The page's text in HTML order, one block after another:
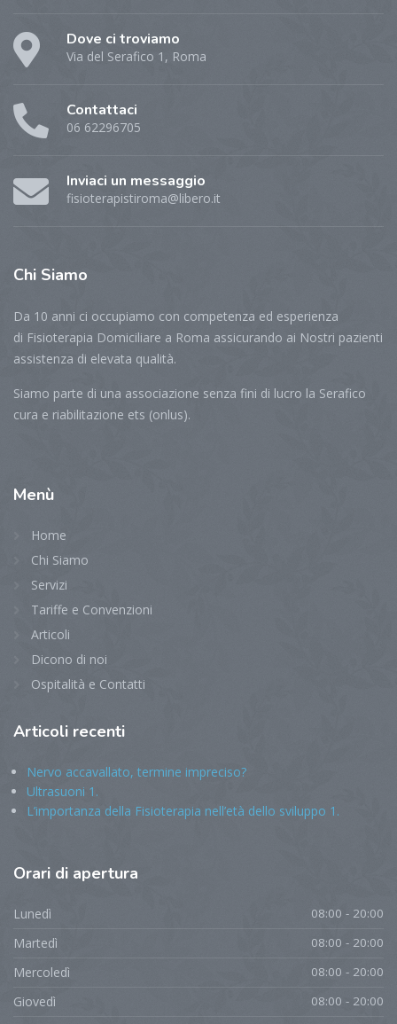
Dove ci troviamo
Via del Serafico 1, Roma
Contattaci
06 62296705
Inviaci un messaggio
fisioterapistiroma@libero.it
Chi Siamo
Da 10 anni ci occupiamo con competenza ed esperienza
di Fisioterapia Domiciliare a Roma assicurando ai Nostri pazienti
assistenza di elevata qualità.
Siamo parte di una associazione senza fini di lucro la Serafico
cura e riabilitazione ets (onlus).
Menù
Home
Chi Siamo
Servizi
Tariffe e Convenzioni
Articoli
Dicono di noi
Ospitalità e Contatti
Articoli recenti
Nervo accavallato, termine impreciso?
Ultrasuoni 1.
L’importanza della Fisioterapia nell’età dello sviluppo 1.
Orari di apertura
Lunedì 08:00 - 20:00
Martedì 08:00 - 20:00
Mercoledì 08:00 - 20:00
Giovedì 08:00 - 20:00